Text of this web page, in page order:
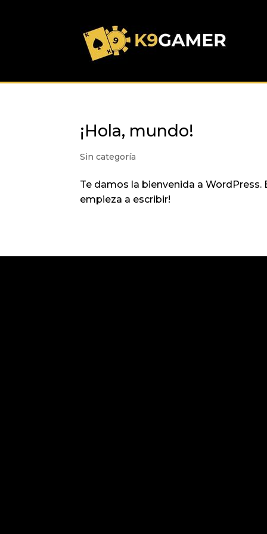
¡Hola, mundo!
Sin categoría
Te damos la bienvenida a WordPress.
empieza a escribir!